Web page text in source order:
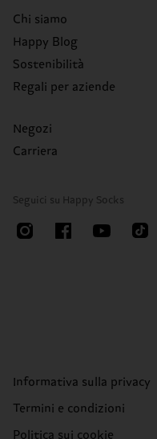
Chi siamo
Happy Blog
Sostenibilità
Regali per aziende
Negozi
Carriera
Seguici su Happy Socks
Informativa sulla privacy
Termini e condizioni
Politica sui cookie